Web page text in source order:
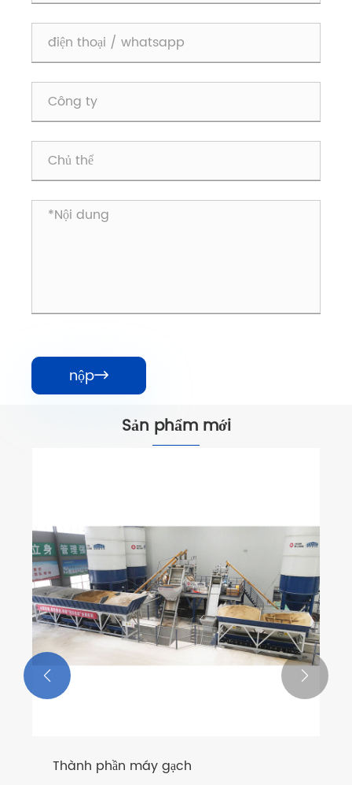
nộp
Sản phẩm mới
Xem thêm >>
 